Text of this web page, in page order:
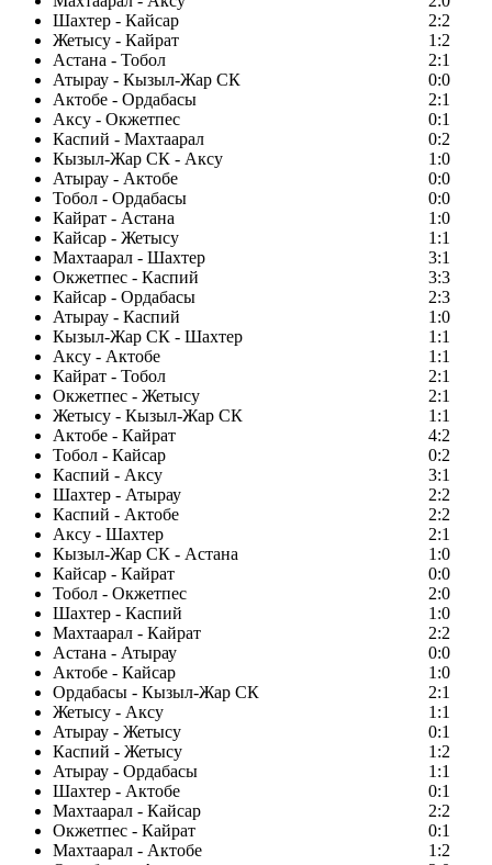
Шахтер - Кайсар
2:2
Жетысу - Кайрат
1:2
Астана - Тобол
2:1
Атырау - Кызыл-Жар СК
0:0
Актобе - Ордабасы
2:1
Аксу - Окжетпес
0:1
Каспий - Махтаарал
0:2
Кызыл-Жар СК - Аксу
1:0
Атырау - Актобе
0:0
Тобол - Ордабасы
0:0
Кайрат - Астана
1:0
Кайсар - Жетысу
1:1
Махтаарал - Шахтер
3:1
Окжетпес - Каспий
3:3
Кайсар - Ордабасы
2:3
Атырау - Каспий
1:0
Кызыл-Жар СК - Шахтер
1:1
Аксу - Актобе
1:1
Кайрат - Тобол
2:1
Окжетпес - Жетысу
2:1
Жетысу - Кызыл-Жар СК
1:1
Актобе - Кайрат
4:2
Тобол - Кайсар
0:2
Каспий - Аксу
3:1
Шахтер - Атырау
2:2
Каспий - Актобе
2:2
Аксу - Шахтер
2:1
Кызыл-Жар СК - Астана
1:0
Кайсар - Кайрат
0:0
Тобол - Окжетпес
2:0
Шахтер - Каспий
1:0
Махтаарал - Кайрат
2:2
Астана - Атырау
0:0
Актобе - Кайсар
1:0
Ордабасы - Кызыл-Жар СК
2:1
Жетысу - Аксу
1:1
Атырау - Жетысу
0:1
Каспий - Жетысу
1:2
Атырау - Ордабасы
1:1
Шахтер - Актобе
0:1
Махтаарал - Кайсар
2:2
Окжетпес - Кайрат
0:1
Махтаарал - Актобе
1:2